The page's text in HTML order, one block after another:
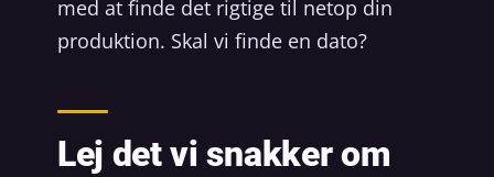
med at finde det rigtige til netop din
produktion. Skal vi finde en dato?
Lej det vi snakker om